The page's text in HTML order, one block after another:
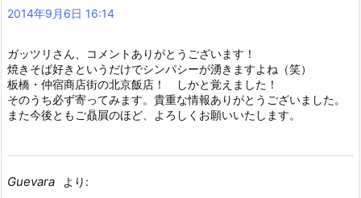
2014年9月6日 16:14
ガッツリさん、コメントありがとうございます！
焼きそば好きというだけでシンパシーが湧きますよね（笑）
板橋・仲宿商店街の北京飯店！ しかと覚えました！
そのうち必ず寄ってみます。貴重な情報ありがとうございました。
また今後ともご贔屓のほど、よろしくお願いいたします。
Guevara
より: